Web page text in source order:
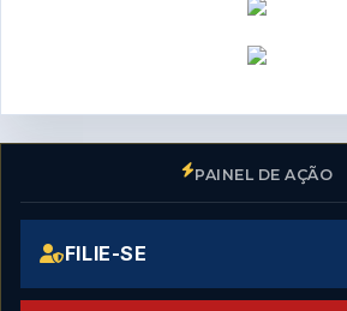
PAINEL DE AÇÃO
FILIE-SE